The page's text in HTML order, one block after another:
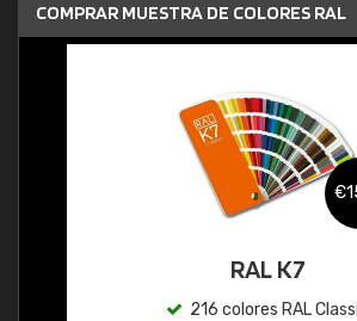
COMPRAR MUESTRA DE COLORES RAL
RAL K7
216 colores RAL